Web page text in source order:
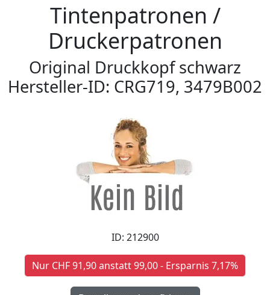
Tintenpatronen /
Druckerpatronen
Original Druckkopf schwarz
Hersteller-ID: CRG719, 3479B002
ID: 212900
Nur CHF 91,90 anstatt 99,00 - Ersparnis 7,17%